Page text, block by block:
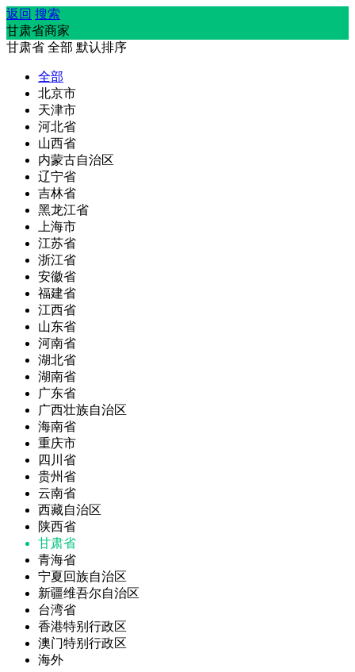
返回 搜索
甘肃省商家
甘肃省 全部 默认排序
全部
北京市
天津市
河北省
山西省
内蒙古自治区
辽宁省
吉林省
黑龙江省
上海市
江苏省
浙江省
安徽省
福建省
江西省
山东省
河南省
湖北省
湖南省
广东省
广西壮族自治区
海南省
重庆市
四川省
贵州省
云南省
西藏自治区
陕西省
甘肃省
青海省
宁夏回族自治区
新疆维吾尔自治区
台湾省
香港特别行政区
澳门特别行政区
海外